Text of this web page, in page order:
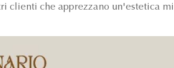
clienti che apprezzano un'estetica